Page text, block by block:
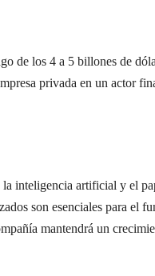
de los 4 a 5 billones de
privada en un actor
inteligencia artificial y el
son esenciales para el
mantendrá un